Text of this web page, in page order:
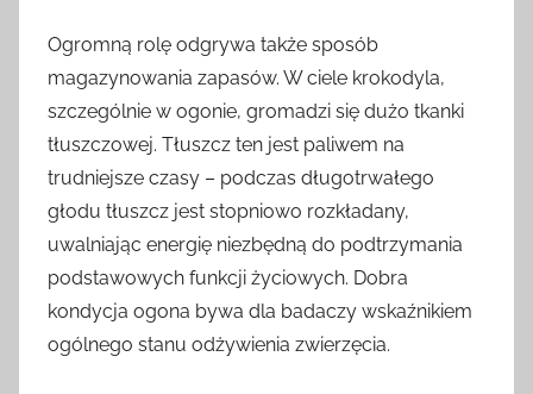
Ogromną rolę odgrywa także sposób
magazynowania zapasów. W ciele krokodyla,
szczególnie w ogonie, gromadzi się dużo tkanki
tłuszczowej. Tłuszcz ten jest paliwem na
trudniejsze czasy – podczas długotrwałego
głodu tłuszcz jest stopniowo rozkładany,
uwalniając energię niezbędną do podtrzymania
podstawowych funkcji życiowych. Dobra
kondycja ogona bywa dla badaczy wskaźnikiem
ogólnego stanu odżywienia zwierzęcia.